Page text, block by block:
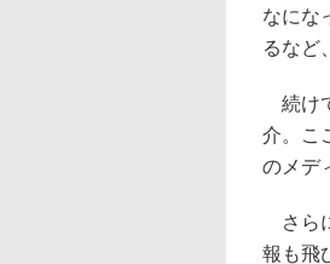
なにな
るなど
続け
介。こ
のメデ
さら
報も飛